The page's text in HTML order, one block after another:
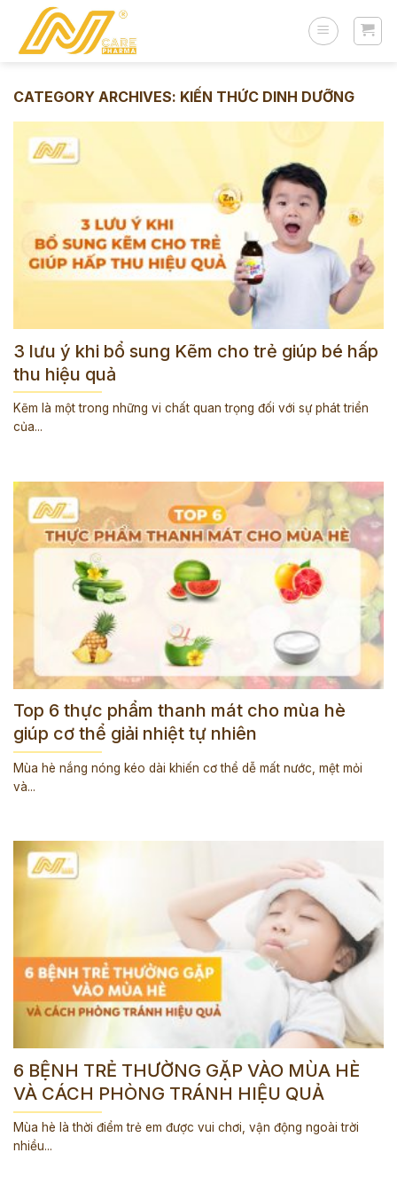
content
CATEGORY ARCHIVES: KIẾN THỨC DINH DƯỠNG
3 lưu ý khi bổ sung Kẽm cho trẻ giúp bé hấp
thu hiệu quả
Kẽm là một trong những vi chất quan trọng đối với sự phát triển
của...
Top 6 thực phẩm thanh mát cho mùa hè
giúp cơ thể giải nhiệt tự nhiên
Mùa hè nắng nóng kéo dài khiến cơ thể dễ mất nước, mệt mỏi
và...
6 BỆNH TRẺ THƯỜNG GẶP VÀO MÙA HÈ
VÀ CÁCH PHÒNG TRÁNH HIỆU QUẢ
Mùa hè là thời điểm trẻ em được vui chơi, vận động ngoài trời
nhiều...